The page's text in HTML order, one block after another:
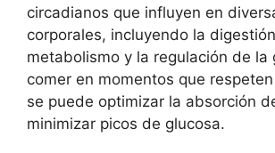
circadianos que influyen en
corporales, incluyendo la
metabolismo y la regulación de la
comer en momentos que
se puede optimizar la absorción
minimizar picos de glucosa.